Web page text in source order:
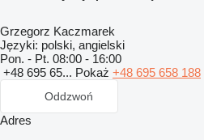
Grzegorz Kaczmarek
Języki: polski, angielski
Pon. - Pt. 08:00 - 16:00
+48 695 65... Pokaż +48 695 658 188
Oddzwoń
Adres